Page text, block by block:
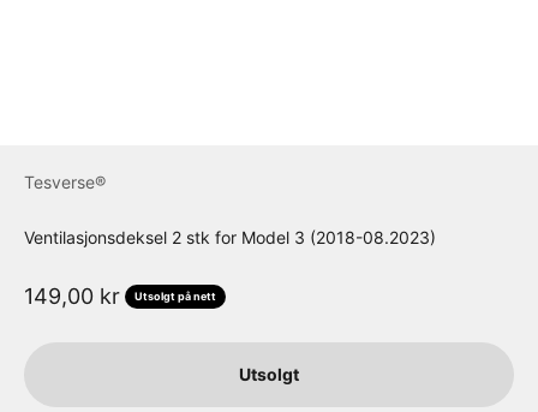
Tesverse®
Ventilasjonsdeksel 2 stk for Model 3 (2018-08.2023)
Salgspris
149,00 kr Utsolgt på nett
Utsolgt